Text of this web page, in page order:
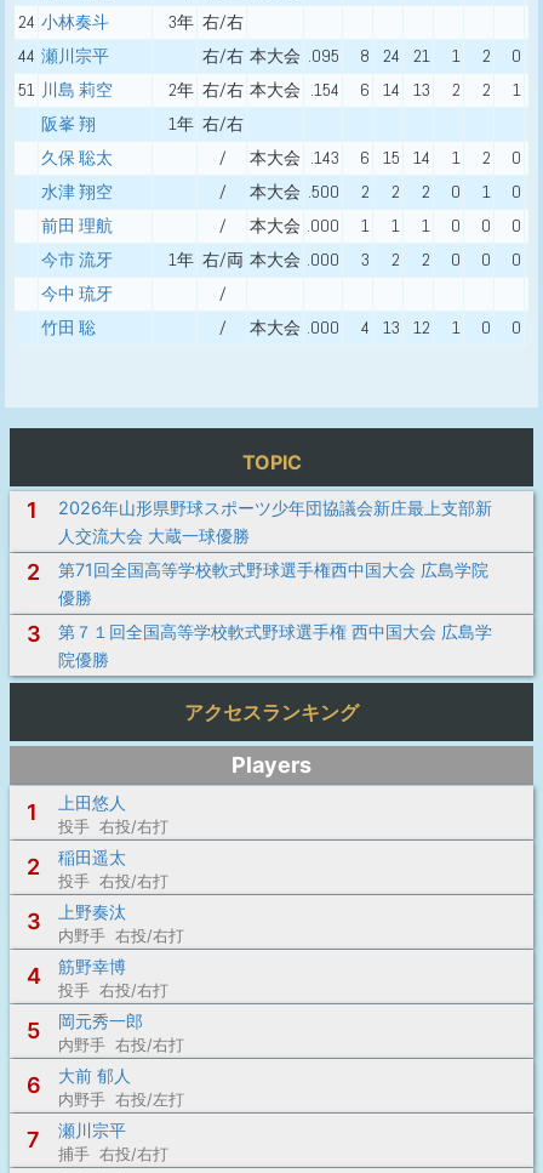
24 小林奏斗 3年 右/右
44 瀬川宗平 右/右 本大会 .095 8 24 21 1 2 0
51 川島 莉空 2年 右/右 本大会 .154 6 14 13 2 2 1
阪峯 翔
1年 右/右
久保 聡太
/ 本大会 .143 6 15 14 1 2 0
水津 翔空
/ 本大会 .500 2 2 2 0 1 0
前田 理航
/ 本大会 .000 1 1 1 0 0 0
今市 流牙
1年 右/両 本大会 .000 3 2 2 0 0 0
今中 琉牙
/
竹田 聡
/ 本大会 .000 4 13 12 1 0 0
TOPIC
1
2026年山形県野球スポーツ少年団協議会新庄最上支部新
人交流大会 大蔵一球優勝
2
第71回全国高等学校軟式野球選手権西中国大会 広島学院
優勝
3
第７１回全国高等学校軟式野球選手権 西中国大会 広島学
院優勝
アクセスランキング
Players
1
上田悠人
投手 右投/右打
2 稲田遥太
投手 右投/右打
3 上野奏汰
内野手 右投/右打
4 筋野幸博
投手 右投/右打
5 岡元秀一郎
内野手 右投/右打
6 大前 郁人
内野手 右投/左打
7 瀬川宗平
捕手 右投/右打